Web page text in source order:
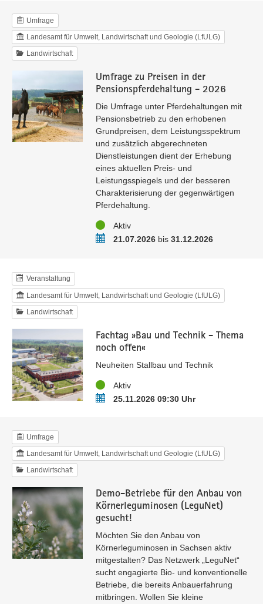
Umfrage
Landesamt für Umwelt, Landwirtschaft und Geologie (LfULG)
Landwirtschaft
Umfrage zu Preisen in der
Pensionspferdehaltung - 2026
Die Umfrage unter Pferdehaltungen mit
Pensionsbetrieb zu den erhobenen
Grundpreisen, dem Leistungsspektrum
und zusätzlich abgerechneten
Dienstleistungen dient der Erhebung
eines aktuellen Preis- und
Leistungsspiegels und der besseren
Charakterisierung der gegenwärtigen
Pferdehaltung.
StatusAktiv
Zeitraum21.07.2026bis 31.12.2026
Veranstaltung
Landesamt für Umwelt, Landwirtschaft und Geologie (LfULG)
Landwirtschaft
Fachtag »Bau und Technik - Thema
noch offen«
Neuheiten Stallbau und Technik
StatusAktiv
Termin25.11.2026 09:30 Uhr
Umfrage
Landesamt für Umwelt, Landwirtschaft und Geologie (LfULG)
Landwirtschaft
Demo-Betriebe für den Anbau von
Körnerleguminosen (LeguNet)
gesucht!
Möchten Sie den Anbau von
Körnerleguminosen in Sachsen aktiv
mitgestalten? Das Netzwerk „LeguNet“
sucht engagierte Bio- und konventionelle
Betriebe, die bereits Anbauerfahrung
mitbringen. Wollen Sie kleine